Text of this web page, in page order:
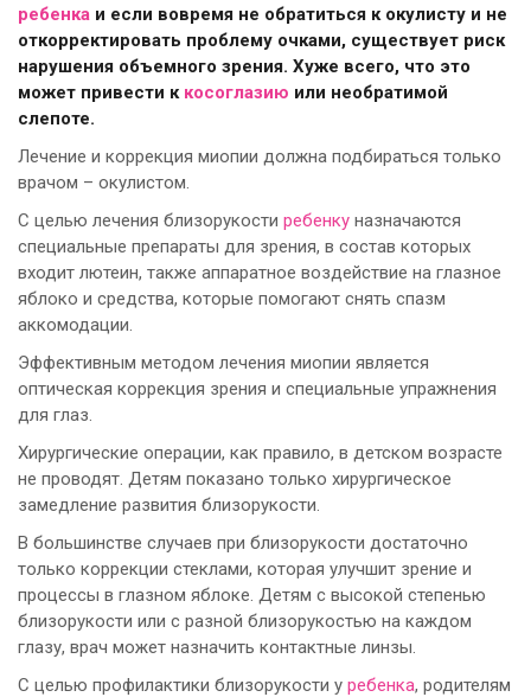
ребенка и если вовремя не обратиться к окулисту и не
откорректировать проблему очками, существует риск
нарушения объемного зрения. Хуже всего, что это
может привести к косоглазию или необратимой
слепоте.
Лечение и коррекция миопии должна подбираться только
врачом – окулистом.
С целью лечения близорукости ребенку назначаются
специальные препараты для зрения, в состав которых
входит лютеин, также аппаратное воздействие на глазное
яблоко и средства, которые помогают снять спазм
аккомодации.
Эффективным методом лечения миопии является
оптическая коррекция зрения и специальные упражнения
для глаз.
Хирургические операции, как правило, в детском возрасте
не проводят. Детям показано только хирургическое
замедление развития близорукости.
В большинстве случаев при близорукости достаточно
только коррекции стеклами, которая улучшит зрение и
процессы в глазном яблоке. Детям с высокой степенью
близорукости или с разной близорукостью на каждом
глазу, врач может назначить контактные линзы.
С целью профилактики близорукости у ребенка, родителям